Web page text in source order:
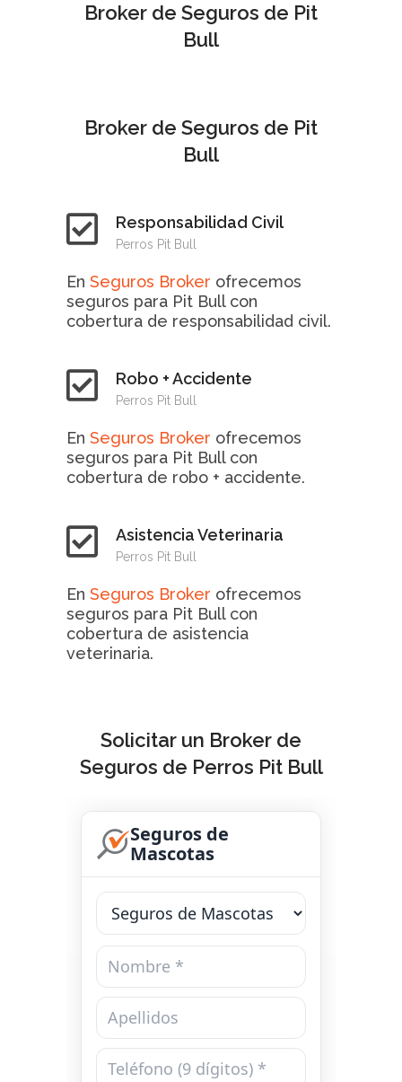
Broker de Seguros de Pit
Bull
Broker de Seguros de Pit
Bull
Responsabilidad Civil
Perros Pit Bull
En Seguros Broker ofrecemos
seguros para Pit Bull con
cobertura de responsabilidad civil.
Robo + Accidente
Perros Pit Bull
En Seguros Broker ofrecemos
seguros para Pit Bull con
cobertura de robo + accidente.
Asistencia Veterinaria
Perros Pit Bull
En Seguros Broker ofrecemos
seguros para Pit Bull con
cobertura de asistencia
veterinaria.
Solicitar un Broker de
Seguros de Perros Pit Bull